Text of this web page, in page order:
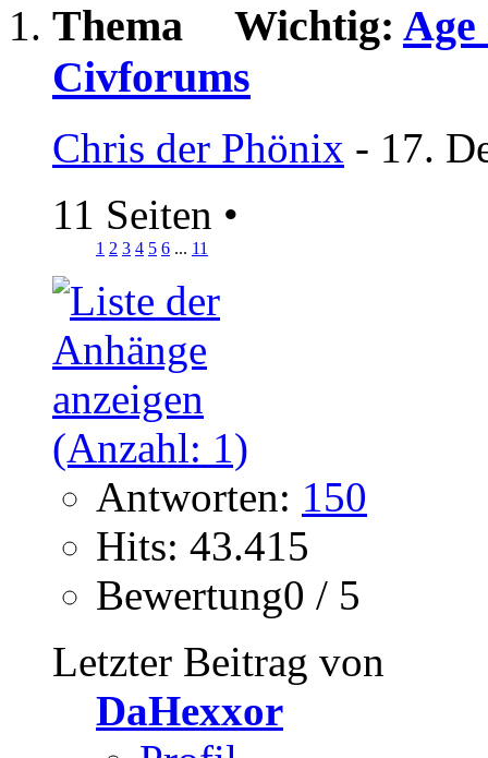
Wichtig:
Civforums
Chris der Phönix - 17.
11 Seiten •
1 2 3 4 5 6 ... 11
Antworten: 150
Hits: 43.415
Bewertung0 / 5
Letzter Beitrag von
DaHexxor